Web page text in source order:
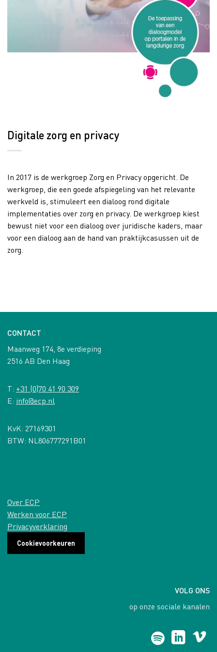
Digitale zorg en privacy
In 2017 is de werkgroep Zorg en Privacy opgericht. De
werkgroep, die een goede afspiegeling van het relevante
werkveld is, stimuleert een dialoog rond digitale
implementaties over zorg en privacy. De werkgroep kiest
bewust niet voor een dialoog over juridische kaders, maar
voor een dialoog aan de hand van praktijkcasussen uit de
zorg.
CONTACT
Maanweg 174, 8e verdieping
2516 AB Den Haag
T: +31 (0)70 41 90 309
E: info@ecp.nl
KvK: 27169301
BTW: NL806777291B01
Over ECP
Werken voor ECP
Privacyverklaring
Cookievoorkeuren
VOLG ONS
op onze sociale kanalen